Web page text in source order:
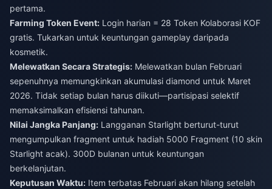
pertama.
Farming Token Event: Login harian = 28 Token Kolaborasi KOF
gratis. Tukarkan untuk keuntungan gameplay daripada
kosmetik.
Melewatkan Secara Strategis: Melewatkan bulan Februari
sepenuhnya memungkinkan akumulasi diamond untuk Maret
2026. Tidak setiap bulan harus diikuti—partisipasi selektif
memaksimalkan efisiensi tahunan.
Nilai Jangka Panjang: Langganan Starlight berturut-turut
mengumpulkan fragment untuk hadiah 5000 Fragment (10 skin
Starlight acak). 300D bulanan untuk keuntungan
berkelanjutan.
Keputusan Waktu: Item terbatas Februari akan hilang setelah